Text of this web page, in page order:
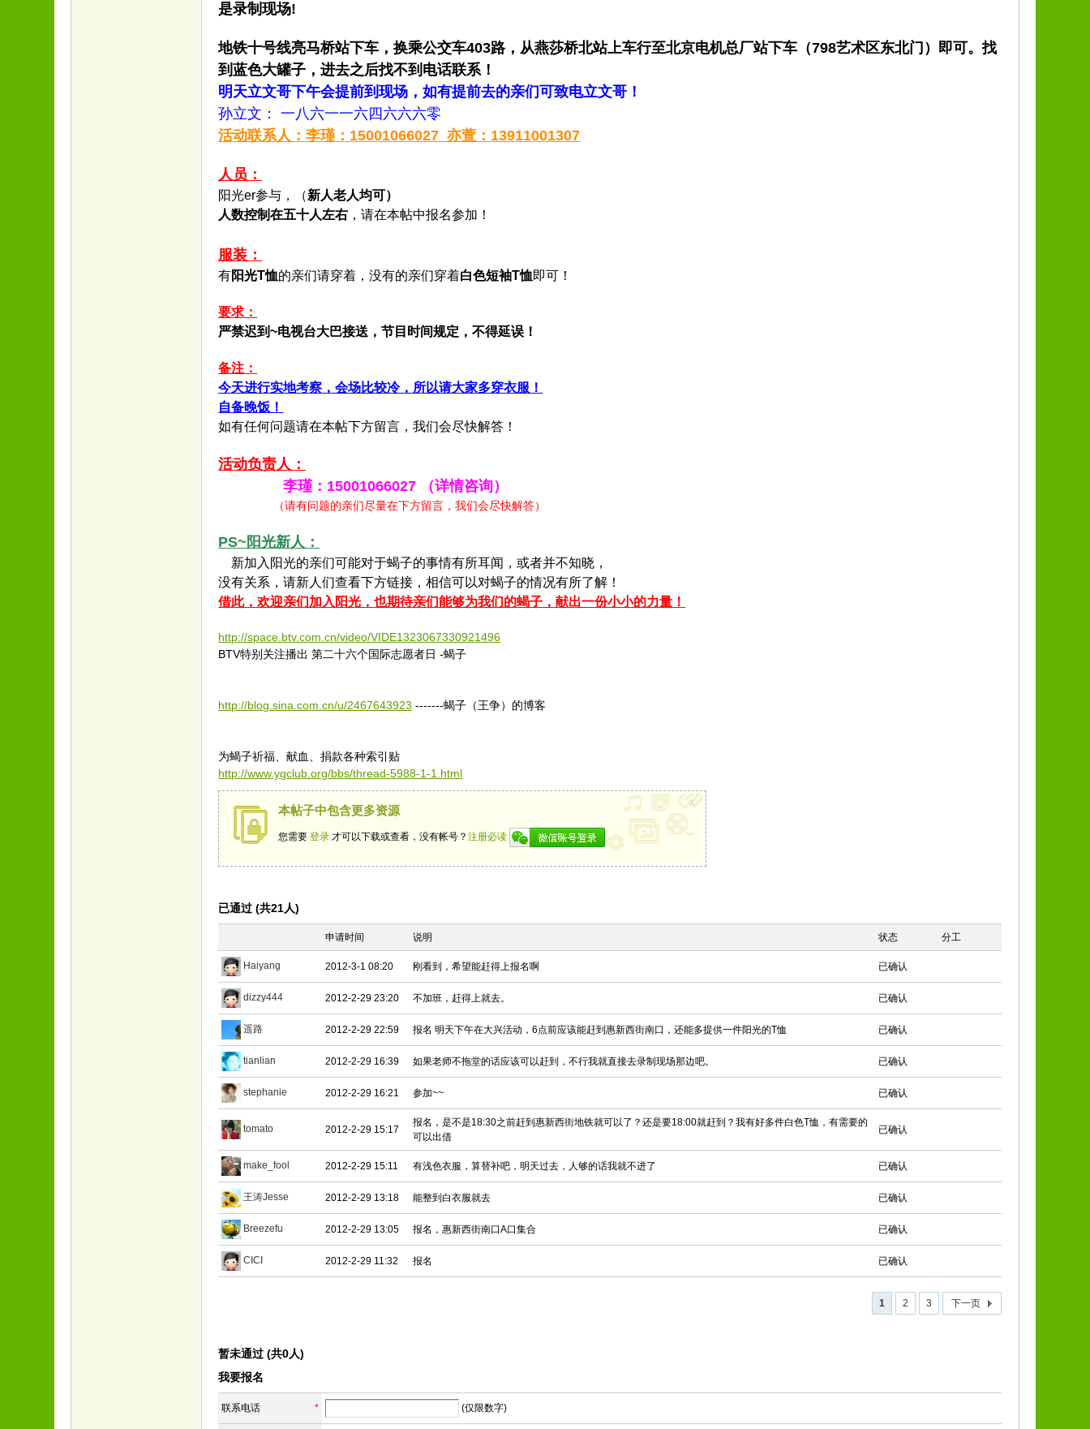
是录制现场!
地铁十号线亮马桥站下车，换乘公交车403路，从燕莎桥北站上车行至北京电机总厂站下车（798艺术区东北门）即可。找
到蓝色大罐子，进去之后找不到电话联系！
明天立文哥下午会提前到现场，如有提前去的亲们可致电立文哥！
孙立文： 一八六一一六四六六六零
活动联系人：李瑾：15001066027 亦萱：13911001307
人员：
阳光er参与，（新人老人均可）
人数控制在五十人左右 ，请在本帖中报名参加！
服装：
有阳光T恤的亲们请穿着，没有的亲们穿着白色短袖T恤即可！
要求：
严禁迟到~电视台大巴接送，节目时间规定，不得延误！
备注：
今天进行实地考察，会场比较冷，所以请大家多穿衣服！
自备晚饭！
如有任何问题请在本帖下方留言，我们会尽快解答！
活动负责人：
李瑾：15001066027 （详情咨询）
（请有问题的亲们尽量在下方留言，我们会尽快解答）
PS~阳光新人：
新加入阳光的亲们可能对于蝎子的事情有所耳闻，或者并不知晓，
没有关系，请新人们查看下方链接，相信可以对蝎子的情况有所了解！
借此，欢迎亲们加入阳光，也期待亲们能够为我们的蝎子，献出一份小小的力量！
http://space.btv.com.cn/video/VIDE1323067330921496
BTV特别关注播出 第二十六个国际志愿者日 -蝎子
http://blog.sina.com.cn/u/2467643923 -------蝎子（王争）的博客
为蝎子祈福、献血、捐款各种索引贴
http://www.ygclub.org/bbs/thread-5988-1-1.html
本帖子中包含更多资源
您需要登录 才可以下载或查看，没有帐号？注册必读
x
已通过 (共21人)
申请时间 说明 状态 分工
Haiyang 2012-3-1 08:20 刚看到，希望能赶得上报名啊 已确认
dizzy444 2012-2-29 23:20 不加班，赶得上就去。 已确认
遥路 2012-2-29 22:59 报名 明天下午在大兴活动，6点前应该能赶到惠新西街南口，还能多提供一件阳光的T恤 已确认
tianlian 2012-2-29 16:39 如果老师不拖堂的话应该可以赶到，不行我就直接去录制现场那边吧。 已确认
stephanie 2012-2-29 16:21 参加~~ 已确认
tomato 2012-2-29 15:17
报名，是不是18:30之前赶到惠新西街地铁就可以了？还是要18:00就赶到？我有好多件白色T恤，有需要的
可以出借
已确认
make_fool 2012-2-29 15:11 有浅色衣服，算替补吧，明天过去，人够的话我就不进了 已确认
王涛Jesse 2012-2-29 13:18 能整到白衣服就去 已确认
Breezefu 2012-2-29 13:05 报名，惠新西街南口A口集合 已确认
CICI 2012-2-29 11:32 报名 已确认
1 2 3 下一页
暂未通过 (共0人)
我要报名
联系电话 * (仅限数字)